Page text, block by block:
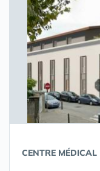
CENTRE